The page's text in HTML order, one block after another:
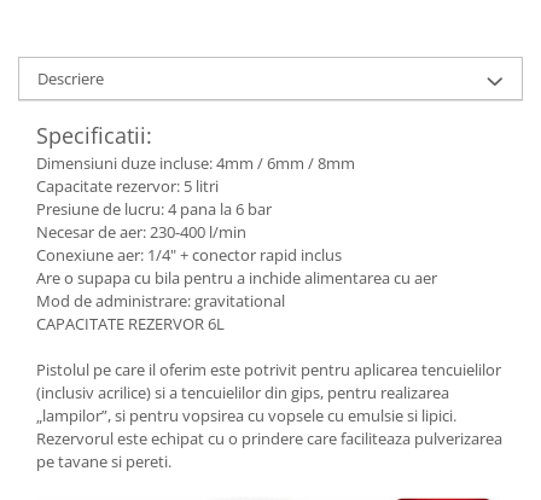
Descriere
Specificatii:
Dimensiuni duze incluse: 4mm / 6mm / 8mm
Capacitate rezervor: 5 litri
Presiune de lucru: 4 pana la 6 bar
Necesar de aer: 230-400 l/min
Conexiune aer: 1/4" + conector rapid inclus
Are o supapa cu bila pentru a inchide alimentarea cu aer
Mod de administrare: gravitational
CAPACITATE REZERVOR 6L
Pistolul pe care il oferim este potrivit pentru aplicarea tencuielilor
(inclusiv acrilice) si a tencuielilor din gips, pentru realizarea
„lampilor”, si pentru vopsirea cu vopsele cu emulsie si lipici.
Rezervorul este echipat cu o prindere care faciliteaza pulverizarea
pe tavane si pereti.